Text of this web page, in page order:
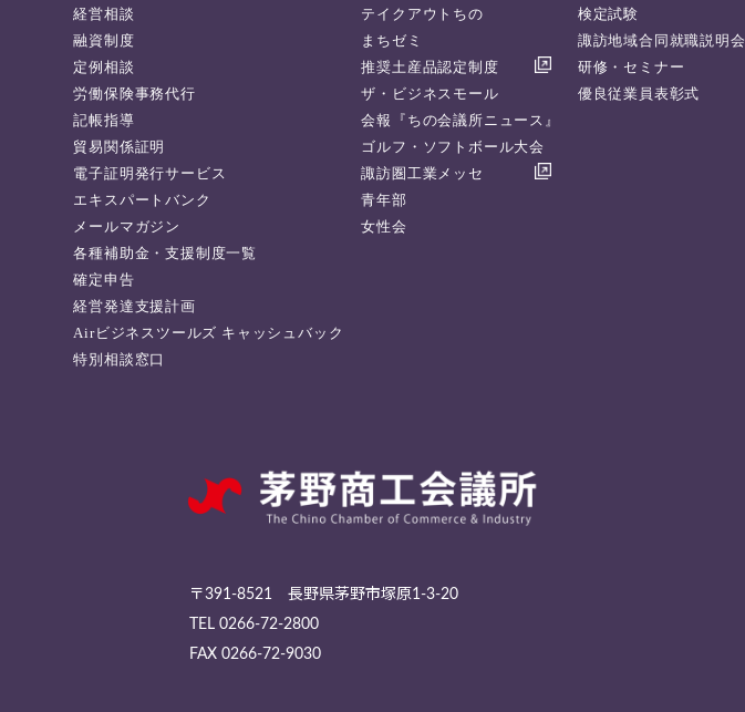
経営相談
融資制度
定例相談
労働保険事務代行
記帳指導
貿易関係証明
電子証明発行サービス
エキスパートバンク
メールマガジン
各種補助金・支援制度一覧
確定申告
経営発達支援計画
Airビジネスツールズ キャッシュバック
特別相談窓口
テイクアウトちの
まちゼミ
推奨土産品認定制度
ザ・ビジネスモール
会報『ちの会議所ニュース』
ゴルフ・ソフトボール大会
諏訪圏工業メッセ
青年部
女性会
検定試験
諏訪地域合同就職説明会
研修・セミナー
優良従業員表彰式
〒391-8521 長野県茅野市塚原1-3-20
TEL 0266-72-2800
FAX 0266-72-9030